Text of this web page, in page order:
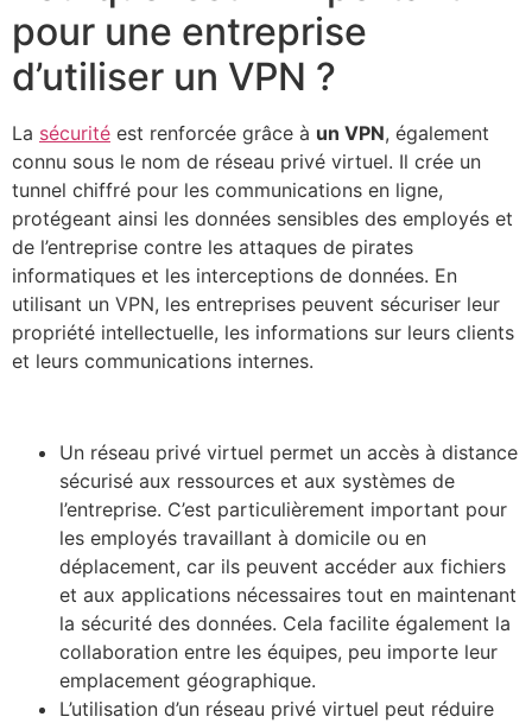
pour une entreprise
d’utiliser un VPN ?
La sécurité est renforcée grâce à un VPN, également
connu sous le nom de réseau privé virtuel. Il crée un
tunnel chiffré pour les communications en ligne,
protégeant ainsi les données sensibles des employés et
de l’entreprise contre les attaques de pirates
informatiques et les interceptions de données. En
utilisant un VPN, les entreprises peuvent sécuriser leur
propriété intellectuelle, les informations sur leurs clients
et leurs communications internes.
Un réseau privé virtuel permet un accès à distance
sécurisé aux ressources et aux systèmes de
l’entreprise. C’est particulièrement important pour
les employés travaillant à domicile ou en
déplacement, car ils peuvent accéder aux fichiers
et aux applications nécessaires tout en maintenant
la sécurité des données. Cela facilite également la
collaboration entre les équipes, peu importe leur
emplacement géographique.
L’utilisation d’un réseau privé virtuel peut réduire